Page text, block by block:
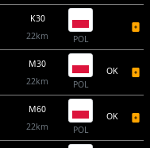
K30
22km
POL
M30
22km
POL
OK
M60
22km
POL
OK